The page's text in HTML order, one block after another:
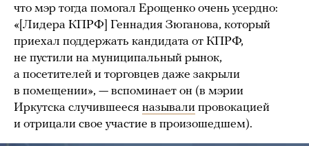
что мэр тогда помогал Ерощенко очень усердно:
«[Лидера КПРФ] Геннадия Зюганова, который
приехал поддержать кандидата от КПРФ,
не пустили на муниципальный рынок,
а посетителей и торговцев даже закрыли
в помещении», — вспоминает он (в мэрии
Иркутска случившееся называли провокацией
и отрицали свое участие в произошедшем).